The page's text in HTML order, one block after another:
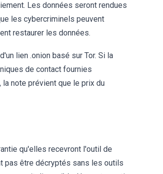
Les données seront rendues
les cybercriminels peuvent
restaurer les données.
lien .onion basé sur Tor. Si la
de contact fournies
note prévient que le prix du
qu'elles recevront l'outil de
pas être décryptés sans les outils